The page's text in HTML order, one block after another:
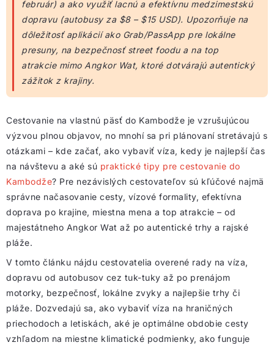
február) a ako využiť lacnú a efektívnu medzimestskú
dopravu (autobusy za $8 – $15 USD). Upozorňuje na
dôležitosť aplikácií ako Grab/PassApp pre lokálne
presuny, na bezpečnosť street foodu a na top
atrakcie mimo Angkor Wat, ktoré dotvárajú autentický
zážitok z krajiny.
Cestovanie na vlastnú päsť do Kambodže je vzrušujúcou
výzvou plnou objavov, no mnohí sa pri plánovaní stretávajú s
otázkami – kde začať, ako vybaviť víza, kedy je najlepší čas
na návštevu a aké sú praktické tipy pre cestovanie do
Kambodže? Pre nezávislých cestovateľov sú kľúčové najmä
správne načasovanie cesty, vízové formality, efektívna
doprava po krajine, miestna mena a top atrakcie – od
majestátneho Angkor Wat až po autentické trhy a rajské
pláže.
V tomto článku nájdu cestovatelia overené rady na víza,
dopravu od autobusov cez tuk-tuky až po prenájom
motorky, bezpečnosť, lokálne zvyky a najlepšie trhy či
pláže. Dozvedajú sa, ako vybaviť víza na hraničných
priechodoch a letiskách, aké je optimálne obdobie cesty
vzhľadom na miestne klimatické podmienky, ako funguje